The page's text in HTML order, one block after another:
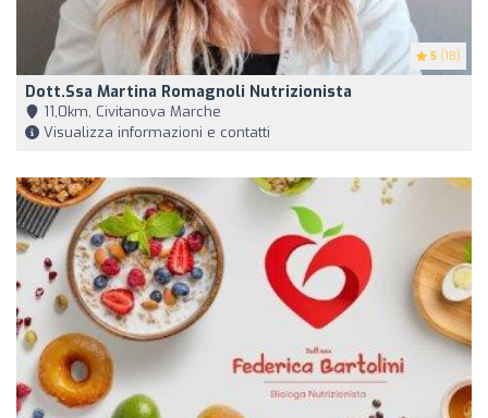
5 (18)
Dott.ssa Martina Romagnoli Nutrizionista
11,0km, Civitanova Marche
Visualizza informazioni e contatti